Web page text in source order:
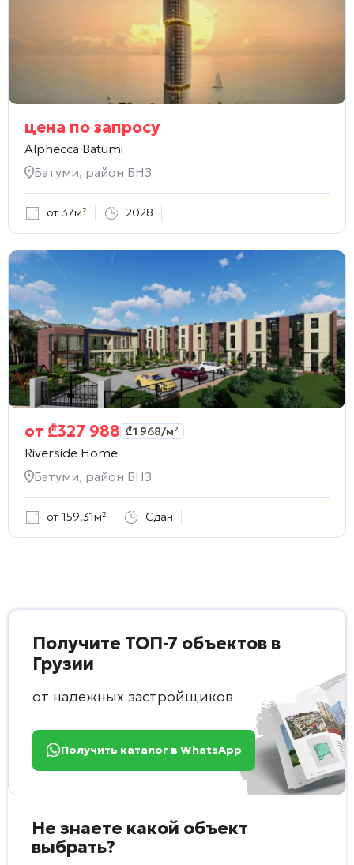
цена по запросу
Alphecca Batumi
Батуми, район БНЗ
от 37м² 2028
от ₾327 988 ₾1 968/м²
Riverside Home
Батуми, район БНЗ
от 159.31м² Сдан
Получите ТОП-7 объектов в
Грузии
от надежных застройщиков
Получить каталог в WhatsApp
Не знаете какой объект
выбрать?